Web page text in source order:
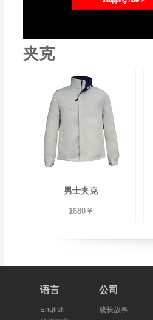
夹克
男士夹克
1680￥
语言
English
公司
成长故事